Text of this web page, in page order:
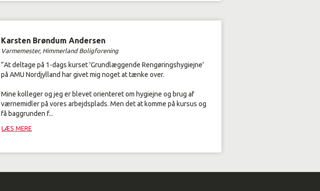
Karsten Brøndum Andersen
Varmemester, Himmerland Boligforening
”At deltage på 1-dags kurset 'Grundlæggende Rengøringshygiejne'
på AMU Nordjylland har givet mig noget at tænke over.
Mine kolleger og jeg er blevet orienteret om hygiejne og brug af
værnemidler på vores arbejdsplads. Men det at komme på kursus og
få baggrunden f...
A
d
l
LÆS MERE